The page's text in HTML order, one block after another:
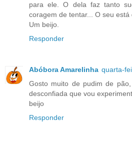
para ele. O dela faz tanto
coragem de tentar... O seu
Um beijo.
Responder
Abóbora Amarelinha quarta-
Gosto muito de pudim de
desconfiada que vou
beijo
Responder